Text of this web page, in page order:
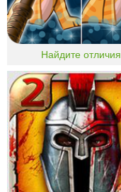
Найдите отличия